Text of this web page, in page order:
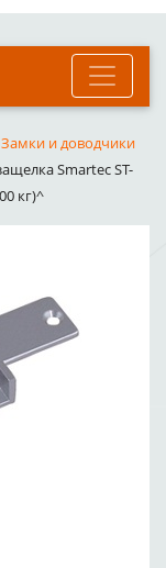
Замки и доводчики
Smartec ST-
кг)^